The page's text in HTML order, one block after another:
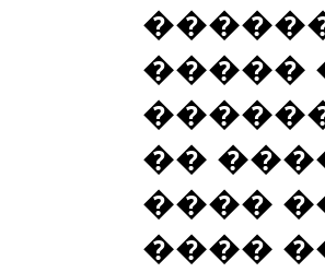
�����
��
����
����